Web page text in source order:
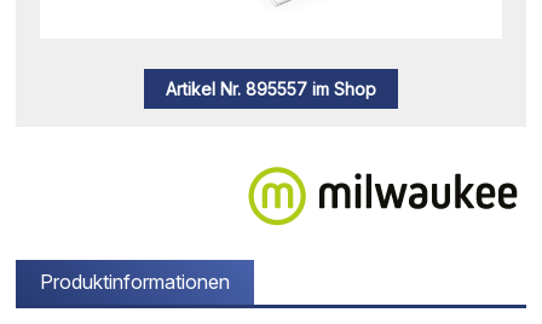
Artikel Nr. 895557 im Shop
Produktinformationen